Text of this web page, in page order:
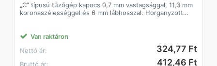
„C” típusú tűzőgép kapocs 0,7 mm vastagsággal, 11,3 mm
koronaszélességgel és 6 mm lábhosszal. Horganyzott
Alkalmazás:
- Fa és könnyű szerkezeti anyagok rögzítése
Van raktáron
Nettó ár:
324,77 Ft
Bruttó ár: 412,46 Ft